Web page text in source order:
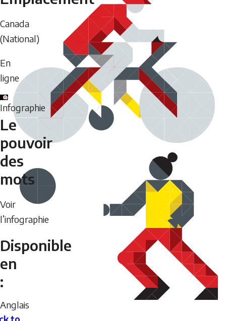
Canada
(National)
En
ligne
Infographie
Le
pouvoir
des
mots
Voir
l’infographie
Disponible
en
:
Anglais
to